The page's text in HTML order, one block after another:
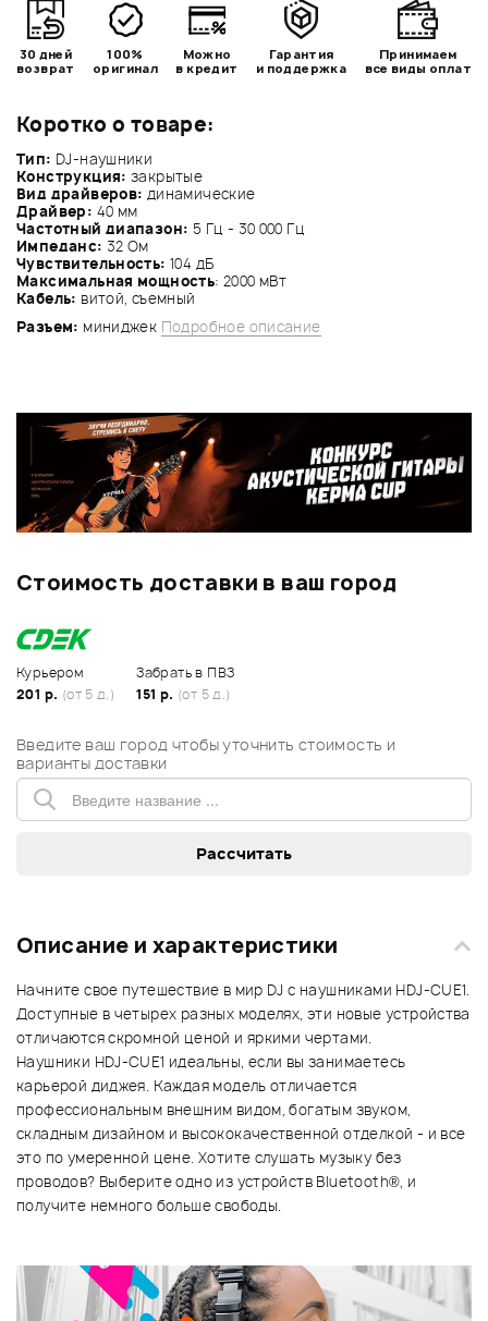
Коротко о товаре:
Тип: DJ-наушники
Конструкция: закрытые
Вид драйверов: динамические
Драйвер: 40 мм
Частотный диапазон: 5 Гц - 30 000 Гц
Импеданс: 32 Ом
Чувствительность:104 дБ
Максимальная мощность: 2000 мВт
Кабель: витой, съемный
Разъем: миниджек Подробное описание
30 дней
возврат
100%
оригинал
Можно
в кредит
Гарантия
и поддержка
Принимаем
все виды оплат
Стоимость доставки в ваш город
Курьером
201 р. (от 5 д.)
Забрать в ПВЗ
151 р. (от 5 д.)
Введите ваш город чтобы уточнить стоимость и
варианты доставки
Описание и характеристики
Начните свое путешествие в мир DJ с наушниками HDJ-CUE1.
Доступные в четырех разных моделях, эти новые устройства
отличаются скромной ценой и яркими чертами.
Наушники HDJ-CUE1 идеальны, если вы занимаетесь
карьерой диджея. Каждая модель отличается
профессиональным внешним видом, богатым звуком,
складным дизайном и высококачественной отделкой - и все
это по умеренной цене. Хотите слушать музыку без
проводов? Выберите одно из устройств Bluetooth®, и
получите немного больше свободы.